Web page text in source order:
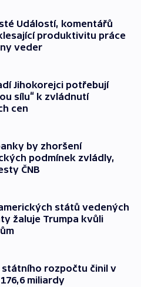
Událostí, komentářů
produktivitu práce
veder
Jihokorejci potřebují
sílu“ k zvládnutí
cen
by zhoršení
podmínek zvládly,
ČNB
států vedených
žaluje Trumpa kvůli
státního rozpočtu činil v
miliardy